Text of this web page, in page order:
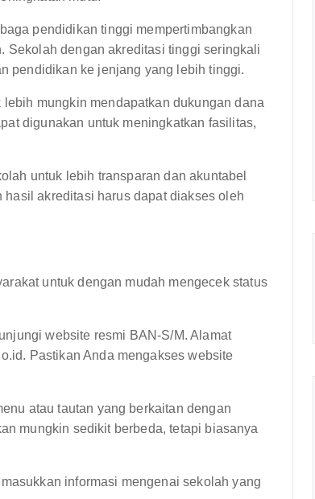
pendidikan tinggi mempertimbangkan
Sekolah dengan akreditasi tinggi seringkali
pendidikan ke jenjang yang lebih tinggi.
mungkin mendapatkan dukungan dana
digunakan untuk meningkatkan fasilitas,
untuk lebih transparan dan akuntabel
akreditasi harus dapat diakses oleh
untuk dengan mudah mengecek status
website resmi BAN-S/M. Alamat
Pastikan Anda mengakses website
atau tautan yang berkaitan dengan
mungkin sedikit berbeda, tetapi biasanya
informasi mengenai sekolah yang